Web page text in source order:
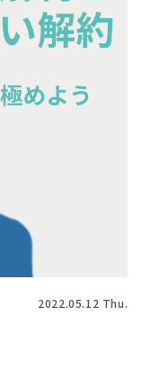
2022.05.12 Thu.